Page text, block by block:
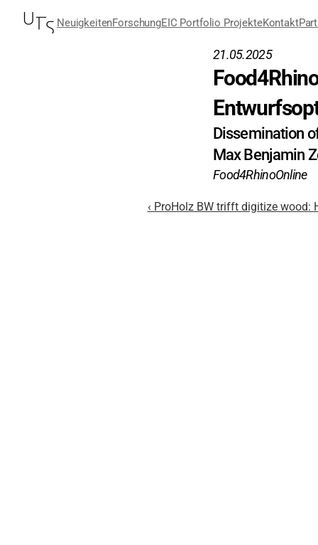
NeuigkeitenForschungEIC Portfolio ProjekteKontakt
21.05.2025
Dissemination
Max Benjamin
Food4RhinoOnline
‹ ProHolz BW trifft digitize wood: